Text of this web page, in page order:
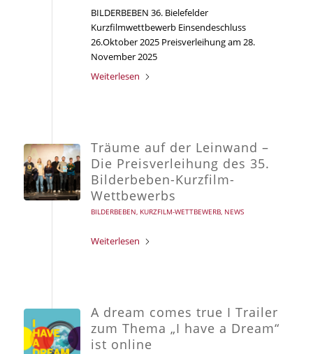
BILDERBEBEN 36. Bielefelder
Kurzfilmwettbewerb Einsendeschluss
26.Oktober 2025 Preisverleihung am 28.
November 2025
Weiterlesen
Träume auf der Leinwand –
Die Preisverleihung des 35.
Bilderbeben-Kurzfilm-
Wettbewerbs
BILDERBEBEN, KURZFILM-WETTBEWERB, NEWS
Weiterlesen
A dream comes true I Trailer
zum Thema „I have a Dream“
ist online